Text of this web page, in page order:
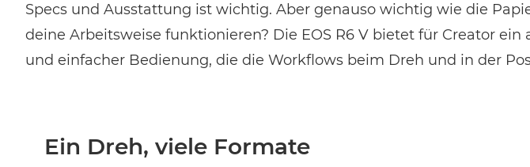
Specs und Ausstattung ist wichtig. Aber genauso wichtig wie die
deine Arbeitsweise funktionieren? Die EOS R6 V bietet für Creator
und einfacher Bedienung, die die Workflows beim Dreh und in der
Ein Dreh, viele Formate